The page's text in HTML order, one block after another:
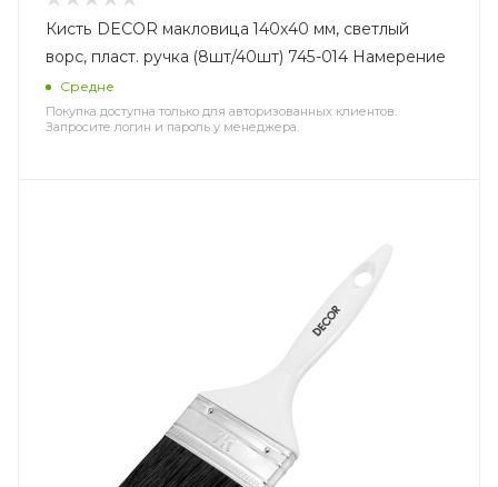
Кисть DECOR макловица 140х40 мм, светлый
ворс, пласт. ручка (8шт/40шт) 745-014 Намерение
Средне
Покупка доступна только для авторизованных клиентов.
Запросите логин и пароль у менеджера.